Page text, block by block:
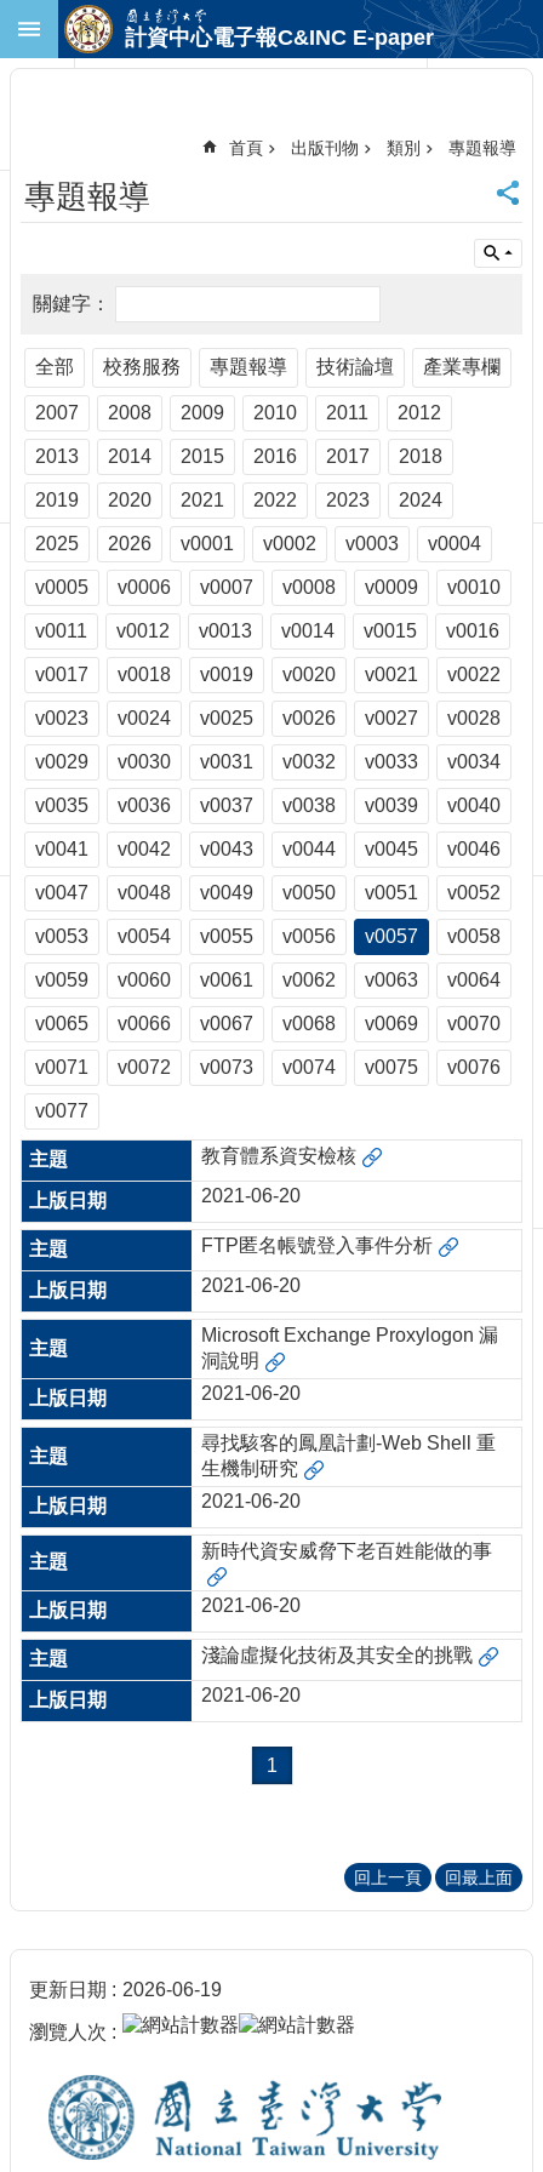
跳到主要內容區塊
首
頁
首
計
中
首
頁
聯
絡
資
訊
訂
閱/
取
消
網
站
導
覽
最
新
消
息
關
於
我
們
出
版
刊
物
校
務
服
務
專
報
導
技
術
產
業
專
計資中心電子報C&INC E-paper
首頁 出版刊物 類別 專題報導
專題報導
全部 校務服務 專題報導 技術論壇 產業專欄
2007 2008 2009 2010 2011 2012
2013 2014 2015 2016 2017 2018
2019 2020 2021 2022 2023 2024
2025 2026 v0001 v0002 v0003 v0004
v0005 v0006 v0007 v0008 v0009 v0010
v0011 v0012 v0013 v0014 v0015 v0016
v0017 v0018 v0019 v0020 v0021 v0022
v0023 v0024 v0025 v0026 v0027 v0028
v0029 v0030 v0031 v0032 v0033 v0034
v0035 v0036 v0037 v0038 v0039 v0040
v0041 v0042 v0043 v0044 v0045 v0046
v0047 v0048 v0049 v0050 v0051 v0052
v0053 v0054 v0055 v0056 v0057 v0058
v0059 v0060 v0061 v0062 v0063 v0064
v0065 v0066 v0067 v0068 v0069 v0070
v0071 v0072 v0073 v0074 v0075 v0076
v0077
教育體系資安檢核
2021-06-20
FTP匿名帳號登入事件分析
2021-06-20
Microsoft Exchange Proxylogon 漏
洞說明
2021-06-20
尋找駭客的鳳凰計劃-Web Shell 重
生機制研究
2021-06-20
新時代資安威脅下老百姓能做的事
2021-06-20
淺論虛擬化技術及其安全的挑戰
2021-06-20
1
回上一頁 回最上面
更新日期 2026-06-19
瀏覽人次